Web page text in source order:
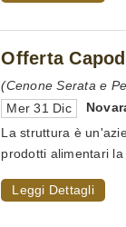
Offerta
(Cenone Serata e
Mer 31 Dic
La struttura è
prodotti alimentari la
Leggi Dettagli